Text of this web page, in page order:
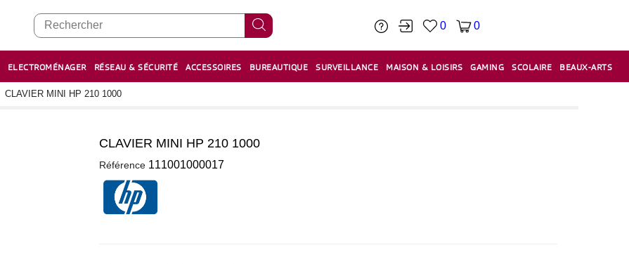
0 0
ELECTROMÉNAGER RÉSEAU & SÉCURITÉ ACCESSOIRES BUREAUTIQUE SURVEILLANCE MAISON & LOISIRS GAMING SCOLAIRE BEAUX-ARTS
CLAVIER MINI HP 210 1000
CLAVIER MINI HP 210 1000
Référence 111001000017